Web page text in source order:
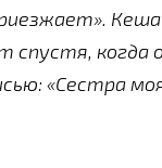
спустя, когда
«Сестра